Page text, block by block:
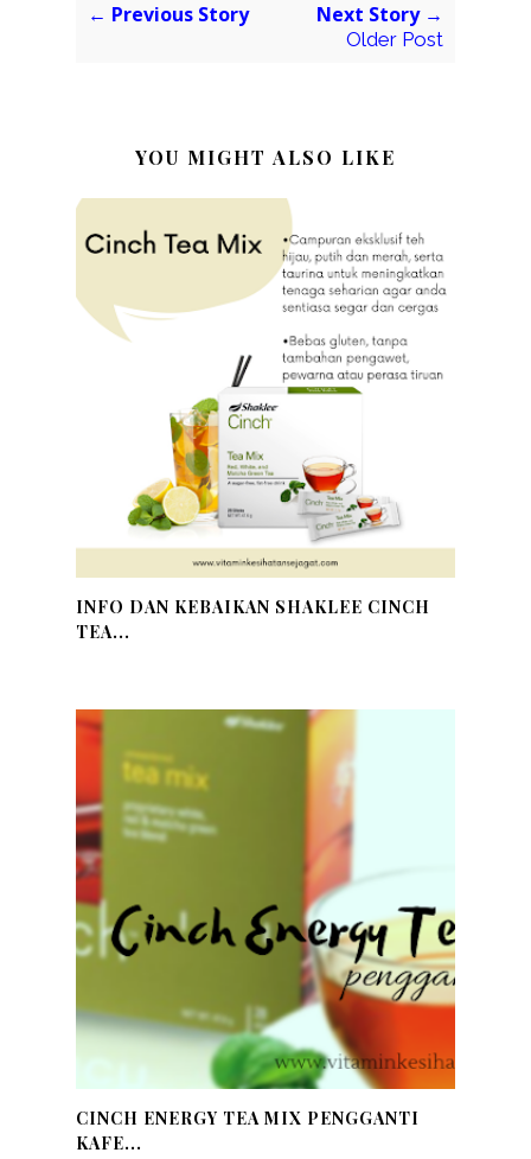
← Previous Story Next Story →
Older Post
YOU MIGHT ALSO LIKE
INFO DAN KEBAIKAN SHAKLEE CINCH
TEA...
CINCH ENERGY TEA MIX PENGGANTI
KAFE...